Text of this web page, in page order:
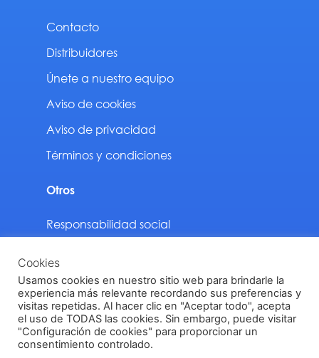
Contacto
Distribuidores
Únete a nuestro equipo
Aviso de cookies
Aviso de privacidad
Términos y condiciones
Otros
Responsabilidad social
Descargas
Vinilit Todos los derechos reservados © 2024
Cookies
Usamos cookies en nuestro sitio web para brindarle la
experiencia más relevante recordando sus preferencias y
visitas repetidas. Al hacer clic en "Aceptar todo", acepta
el uso de TODAS las cookies. Sin embargo, puede visitar
"Configuración de cookies" para proporcionar un
consentimiento controlado.